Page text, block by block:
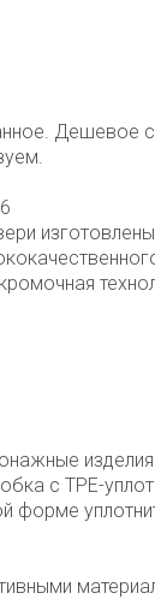
Дешевое
с TPE-
форме